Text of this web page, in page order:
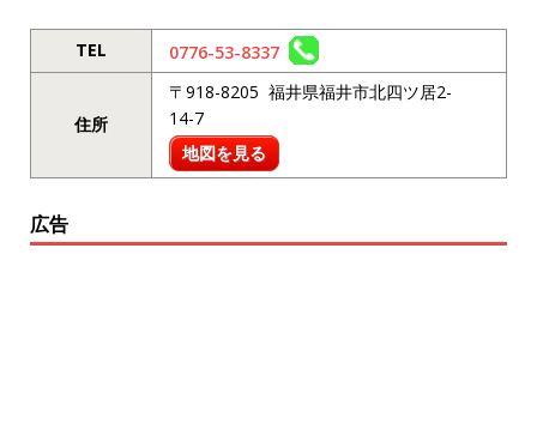
TEL 0776-53-8337
住所
〒918-8205 福井県福井市北四ツ居2-
14-7
地図を見る
広告